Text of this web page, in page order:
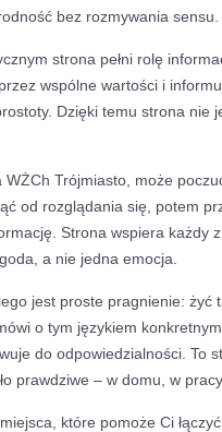
bez rozmywania sensu.
strona pełni rolę
wspólne wartości i
Dzięki temu strona nie
WŻCh Trójmiasto, może
od rozglądania się, potem
Strona wspiera każdy
a nie jedna emocja.
jest proste pragnienie: żyć
o tym językiem
do odpowiedzialności. To
prawdziwe – w domu, w
które pomoże Ci